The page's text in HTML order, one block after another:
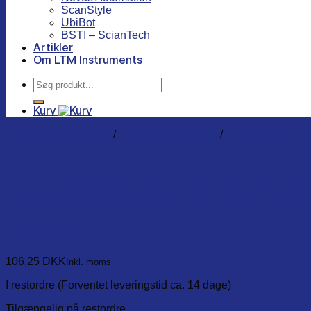
ScanStyle
UbiBot
BSTI – ScianTech
Artikler
Om LTM Instruments
Søg
efter:
Kurv
/ /
106,25 DKK Inkl. moms
I restordre (Forventet leveringstid ca. 14 dage)
Tilgængelig på restordre